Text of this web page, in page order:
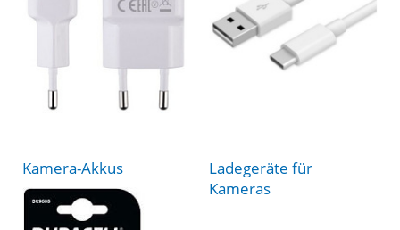
Kamera-Akkus
Ladegeräte für
Kameras